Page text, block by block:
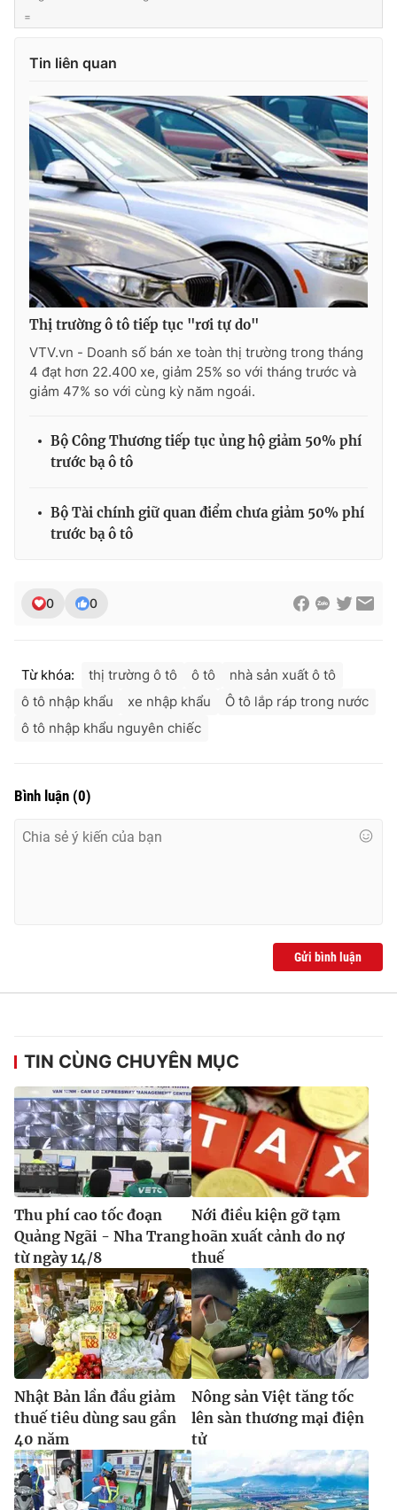
Liên hệ quảng cáo:
® Cấm sao chép dưới mọi hình thức nếu không có sự chấp
thuận bằng văn bản. Ghi rõ nguồn VTV.vn khi phát hành lại
thông tin từ website này.
=
Tin liên quan
Thị trường ô tô tiếp tục "rơi tự do"
VTV.vn - Doanh số bán xe toàn thị trường trong tháng
4 đạt hơn 22.400 xe, giảm 25% so với tháng trước và
giảm 47% so với cùng kỳ năm ngoái.
Bộ Công Thương tiếp tục ủng hộ giảm 50% phí
trước bạ ô tô
Bộ Tài chính giữ quan điểm chưa giảm 50% phí
trước bạ ô tô
0 0
Từ khóa: thị trường ô tô ô tô
nhà sản xuất ô tô
ô tô nhập khẩu
xe nhập khẩu
Ô tô lắp ráp trong nước
ô tô nhập khẩu nguyên chiếc
Bình luận (0)
Gửi bình luận
TIN CÙNG CHUYÊN MỤC
Thu phí cao tốc đoạn
Quảng Ngãi - Nha Trang
từ ngày 14/8
Nới điều kiện gỡ tạm
hoãn xuất cảnh do nợ
thuế
Nhật Bản lần đầu giảm
thuế tiêu dùng sau gần
40 năm
Nông sản Việt tăng tốc
lên sàn thương mại điện
tử